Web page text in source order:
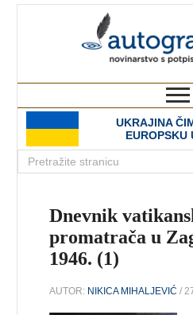
UKRAJINA
EUROPSKU
Dnevnik
promatrača u
1946. (1)
AUTOR: NIKICA MIHALJEVIĆ /